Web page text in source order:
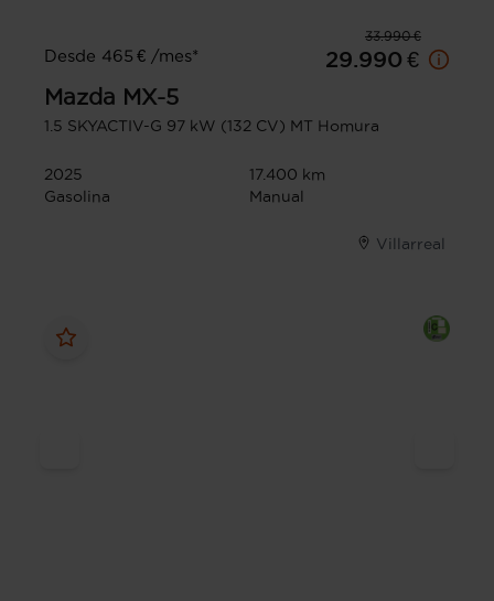
33.990 €
Desde 465 € /mes*
29.990 €
Mazda MX-5
1.5 SKYACTIV-G 97 kW (132 CV) MT Homura
2025
17.400 km
Gasolina
Manual
Villarreal